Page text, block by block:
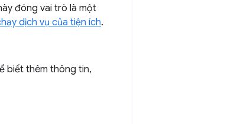
đóng vai trò là một
dịch vụ của tiện ích.
biết thêm thông tin,